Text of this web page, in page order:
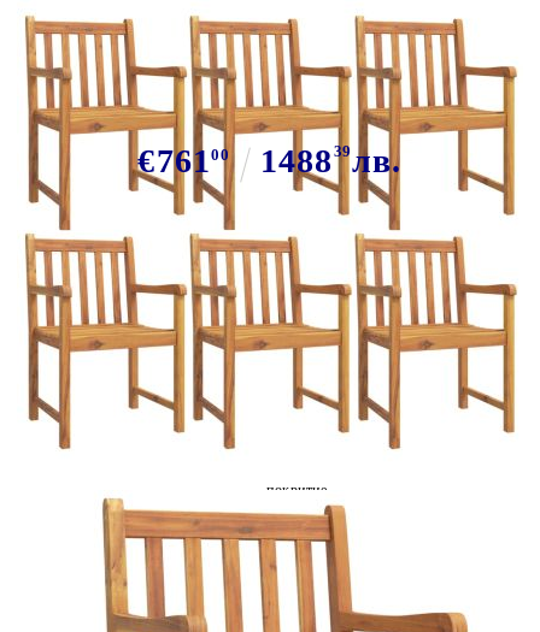
Градински трапезен комплект, 7
части, акациево дърво масив
€76100 1488 39лв.
В наличност: 23 бр.
Време за доставка: 5 до 9 дни
Безплатна доставка до адрес при плащане по банков път
покритие
56 x 55,5 x 90 cм (Ш x Д x В)
8721012187672
Височина на седалката от
45 см
Дълбочина на седалката:
42,5 см
Ширина на седалката:
50 см